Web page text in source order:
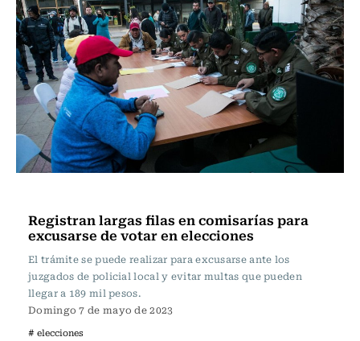
Registran largas filas en comisarías para
excusarse de votar en elecciones
El trámite se puede realizar para excusarse ante los
juzgados de policial local y evitar multas que pueden
llegar a 189 mil pesos.
Domingo 7 de mayo de 2023
# elecciones